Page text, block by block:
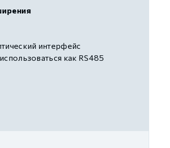
интерфейс
как RS485